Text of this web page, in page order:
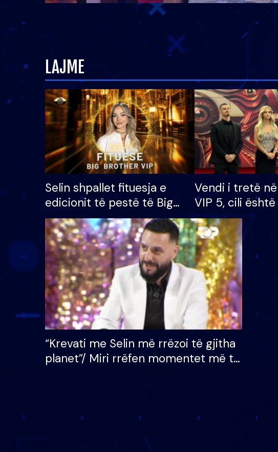
LAJME
Selin shpallet fituesja e
edicionit të pestë të Big
Brother VIP, rrëmben
çmimin e madh prej 100
mijë eurosh
Vendi i tretë
VIP 5, cili
radhës që lë
“Krevati me Selin më rrëzoi të gjitha
planet”/ Miri rrëfen momentet më të
mungojë zilja e mëngjesit kur…